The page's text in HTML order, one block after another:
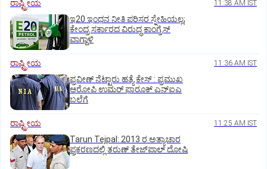
ರಾಷ್ಟ್ರೀಯ 11:38 AM IST
ಇ20 ಇಂಧನ ನೀತಿ ಪರಿಸರ ಸ್ನೇಹಿಯಲ್ಲ;
ಕೇಂದ್ರ ಸರ್ಕಾರದ ವಿರುದ್ಧ ಕಾಂಗ್ರೆಸ್‌
ವಾಗ್ದಾಳಿ
ರಾಷ್ಟ್ರೀಯ 11:36 AM IST
ಪ್ರವೀಣ್ ನೆಟ್ಟಾರು ಹತ್ಯೆ ಕೇಸ್ : ಪ್ರಮುಖ
ಆರೋಪಿ ಉಮರ್ ಫಾರೂಕ್ ಎನ್‌ಐಎ
ಬಲೆಗೆ
ರಾಷ್ಟ್ರೀಯ 11:25 AM IST
Tarun Tejpal: 2013 ರ ಅತ್ಯಾಚಾರ
ಪ್ರಕರಣದಲ್ಲಿ ತರುಣ್ ತೇಜ್‌ಪಾಲ್ ದೋಷಿ